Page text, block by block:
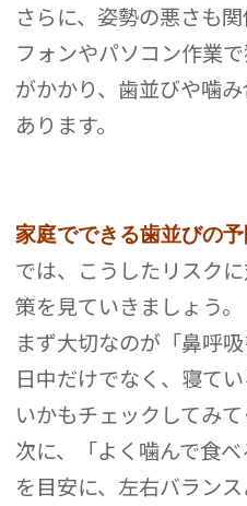
さらに、姿勢の悪さも
フォンやパソコン作業
がかかり、歯並びや噛
あります。
家庭でできる歯並びの
では、こうしたリスク
策を見ていきましょう。
まず大切なのが「鼻呼
日中だけでなく、寝て
いかもチェックしてみて
次に、「よく噛んで食
を目安に、左右バラン